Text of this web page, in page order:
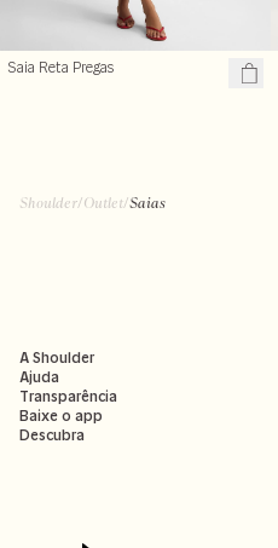
Saia Reta Pregas
Shoulder/Outlet/Saias
A Shoulder
Ajuda
Transparência
Baixe o app
Descubra